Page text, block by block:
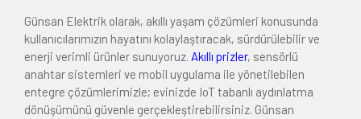
Günsan Elektrik olarak, akıllı yaşam çözümleri konusunda
kullanıcılarımızın hayatını kolaylaştıracak, sürdürülebilir ve
enerji verimli ürünler sunuyoruz. Akıllı prizler, sensörlü
anahtar sistemleri ve mobil uygulama ile yönetilebilen
entegre çözümlerimizle; evinizde IoT tabanlı aydınlatma
dönüşümünü güvenle gerçekleştirebilirsiniz. Günsan